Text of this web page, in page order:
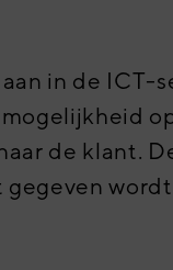
in de ICT-
de klant.